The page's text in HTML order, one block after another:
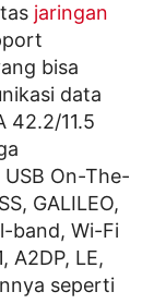
jaringan
bisa
data
42.2/11.5
On-The-
GALILEO,
band, Wi-Fi
A2DP, LE,
seperti